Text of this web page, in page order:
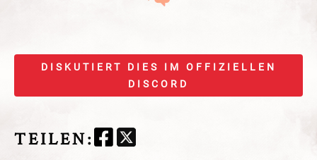
DISKUTIERT DIES IM OFFIZIELLEN
DISCORD
TEILEN: